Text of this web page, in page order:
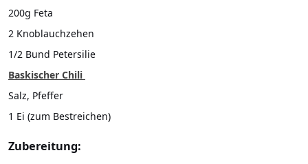
200g Feta
2 Knoblauchzehen
1/2 Bund Petersilie
Baskischer Chili
Salz, Pfeffer
1 Ei (zum Bestreichen)
Zubereitung: